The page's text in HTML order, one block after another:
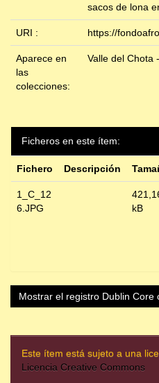
sacos de lona
URI : https://
Aparece en
las
colecciones:
Valle del Chota
Ficheros en este ítem:
Fichero Descripción
1_C_12
6.JPG
kB
Mostrar el registro Dublin Core
Este ítem está sujeto a una
Licencia Creative Commons